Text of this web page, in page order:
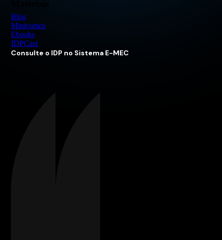
Blog
Minicursos
Ebooks
IDPCast
Consulte o IDP no Sistema E-MEC